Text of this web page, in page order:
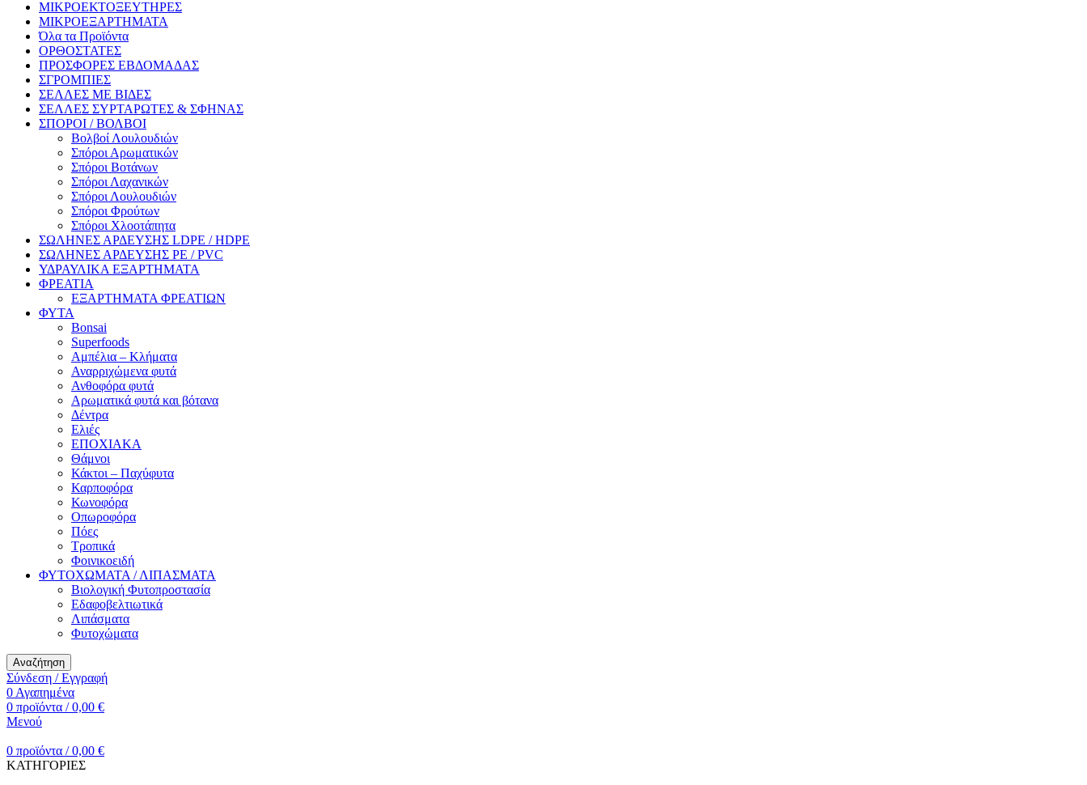
ΜΙΚΡΟΕΚΤΟΞΕΥΤΗΡΕΣ
ΜΙΚΡΟΕΞΑΡΤΗΜΑΤΑ
Όλα τα Προϊόντα
ΟΡΘΟΣΤΑΤΕΣ
ΠΡΟΣΦΟΡΕΣ ΕΒΔΟΜΑΔΑΣ
ΣΓΡΟΜΠΙΕΣ
ΣΕΛΛΕΣ ΜΕ ΒΙΔΕΣ
ΣΕΛΛΕΣ ΣΥΡΤΑΡΩΤΕΣ & ΣΦΗΝΑΣ
ΣΠΟΡΟΙ / ΒΟΛΒΟΙ
Βολβοί Λουλουδιών
Σπόροι Αρωματικών
Σπόροι Βοτάνων
Σπόροι Λαχανικών
Σπόροι Λουλουδιών
Σπόροι Φρούτων
Σπόροι Χλοοτάπητα
ΣΩΛΗΝΕΣ ΑΡΔΕΥΣΗΣ LDPE / HDPE
ΣΩΛΗΝΕΣ ΑΡΔΕΥΣΗΣ PE / PVC
ΥΔΡΑΥΛΙΚΑ ΕΞΑΡΤΗΜΑΤΑ
ΦΡΕΑΤΙΑ
ΕΞΑΡΤΗΜΑΤΑ ΦΡΕΑΤΙΩΝ
ΦΥΤΑ
Bonsai
Superfoods
Αμπέλια – Κλήματα
Αναρριχώμενα φυτά
Ανθοφόρα φυτά
Αρωματικά φυτά και βότανα
Δέντρα
Ελιές
ΕΠΟΧΙΑΚΑ
Θάμνοι
Κάκτοι – Παχύφυτα
Καρποφόρα
Κωνοφόρα
Οπωροφόρα
Πόες
Τροπικά
Φοινικοειδή
ΦΥΤΟΧΩΜΑΤΑ / ΛΙΠΑΣΜΑΤΑ
Βιολογική Φυτοπροστασία
Εδαφοβελτιωτικά
Λιπάσματα
Φυτοχώματα
Αναζήτηση
Σύνδεση / Εγγραφή
0 Αγαπημένα
0 προϊόντα / 0,00 €
Μενού
0 προϊόντα / 0,00 €
ΚΑΤΗΓΟΡΙΕΣ